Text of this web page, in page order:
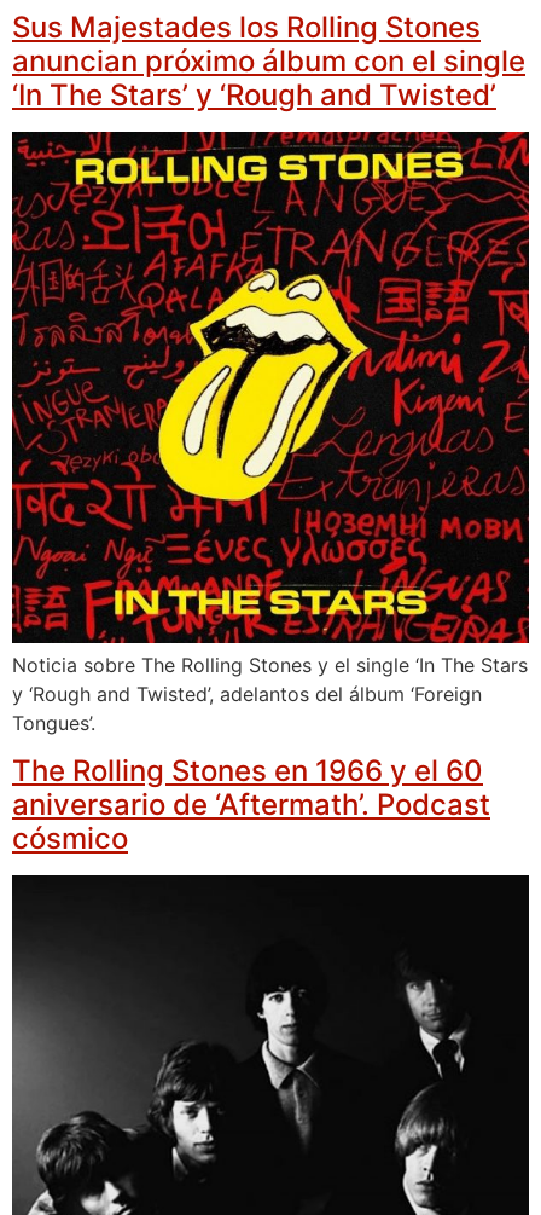
Sus Majestades los Rolling Stones
anuncian próximo álbum con el single
‘In The Stars’ y ‘Rough and Twisted’
Noticia sobre The Rolling Stones y el single ‘In The Stars
y ‘Rough and Twisted’, adelantos del álbum ‘Foreign
Tongues’.
The Rolling Stones en 1966 y el 60
aniversario de ‘Aftermath’. Podcast
cósmico